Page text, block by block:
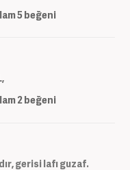
5beğeni
2beğeni
gerisi lafı guzaf.